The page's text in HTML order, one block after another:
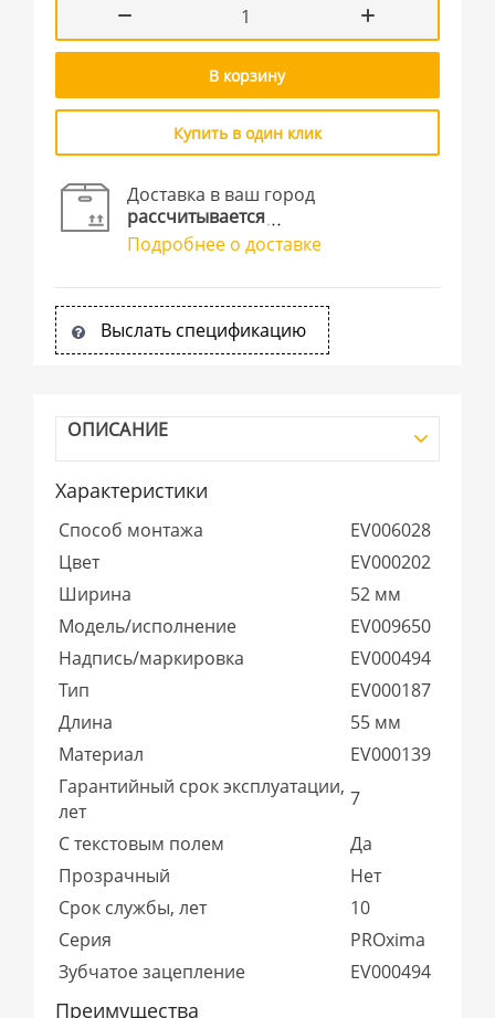
В корзину
Купить в один клик
Доставка в ваш город
рассчитывается
Подробнее о доставке
Выслать спецификацию
ОПИСАНИЕ
Характеристики
Способ монтажа
EV006028
Цвет
EV000202
Ширина
52 мм
Модель/исполнение
EV009650
Надпись/маркировка
EV000494
Тип
EV000187
Длина
55 мм
Материал
EV000139
Гарантийный срок эксплуатации,
лет
7
С текстовым полем
Да
Прозрачный
Нет
Срок службы, лет
10
Серия
PROxima
Зубчатое зацепление
EV000494
Преимущества